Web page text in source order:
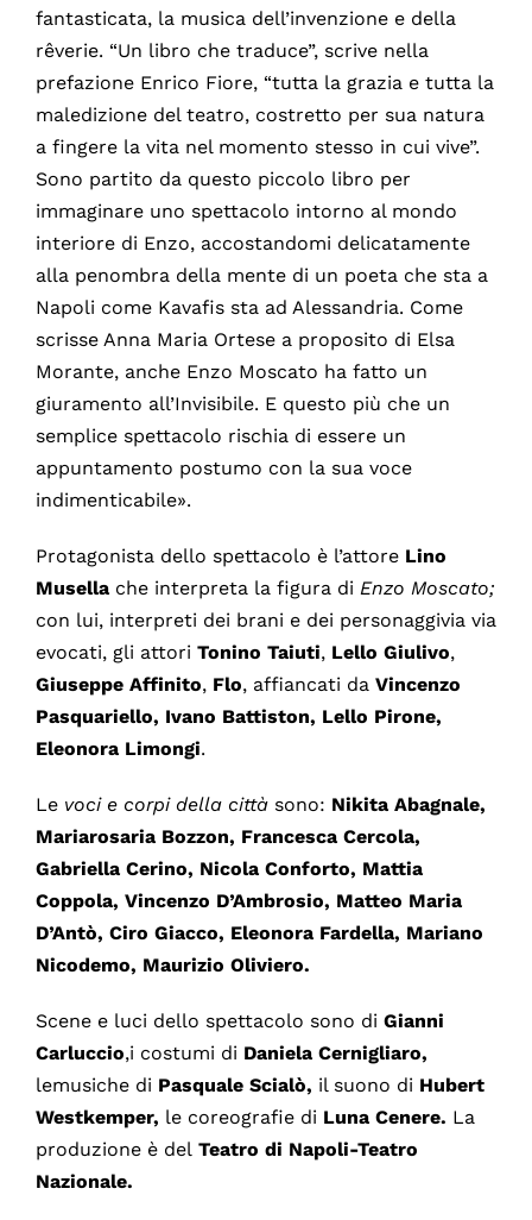
fantasticata, la musica dell’invenzione e della
rêverie. “Un libro che traduce”, scrive nella
prefazione Enrico Fiore, “tutta la grazia e tutta la
maledizione del teatro, costretto per sua natura
a fingere la vita nel momento stesso in cui vive”.
Sono partito da questo piccolo libro per
immaginare uno spettacolo intorno al mondo
interiore di Enzo, accostandomi delicatamente
alla penombra della mente di un poeta che sta a
Napoli come Kavafis sta ad Alessandria. Come
scrisse Anna Maria Ortese a proposito di Elsa
Morante, anche Enzo Moscato ha fatto un
giuramento all’Invisibile. E questo più che un
semplice spettacolo rischia di essere un
appuntamento postumo con la sua voce
indimenticabile».
Protagonista dello spettacolo è l’attore Lino
Musellache interpreta la figura di Enzo Moscato;
con lui, interpreti dei brani e dei personaggivia via
evocati, gli attori Tonino Taiuti, Lello Giulivo,
Giuseppe Affinito, Flo, affiancati da Vincenzo
Pasquariello, Ivano Battiston, Lello Pirone,
Eleonora Limongi.
Le voci e corpi della città sono: Nikita Abagnale,
Mariarosaria Bozzon, Francesca Cercola,
Gabriella Cerino, Nicola Conforto, Mattia
Coppola, Vincenzo D’Ambrosio, Matteo Maria
D’Antò, Ciro Giacco, Eleonora Fardella, Mariano
Nicodemo, Maurizio Oliviero.
Scene e luci dello spettacolo sono di Gianni
Carluccio,i costumi di Daniela Cernigliaro,
lemusiche di Pasquale Scialò, il suono di Hubert
Westkemper, le coreografie di Luna Cenere. La
produzione è delTeatro di Napoli-Teatro
Nazionale.